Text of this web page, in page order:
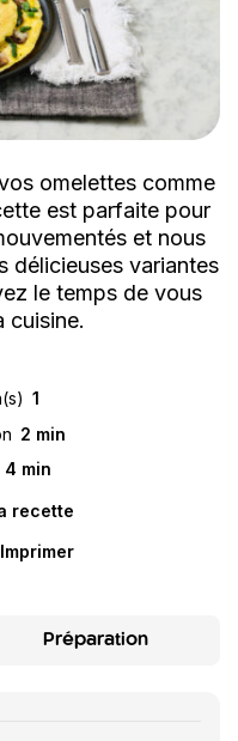
omelettes comme
est parfaite pour
et nous
délicieuses variantes
le temps de vous
cuisine.
1
2 min
4 min
recette
Imprimer
Préparation